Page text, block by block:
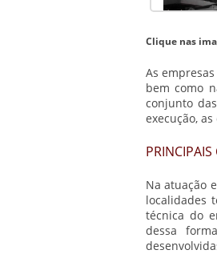
Clique nas
As
bem como
conjunto
execução, as
Na atuação
localidades
técnica do
dessa